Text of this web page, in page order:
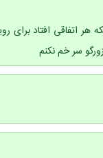
هر اتفاقی افتاد برای
سر خم نکنم